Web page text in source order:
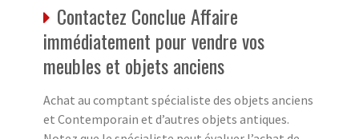
Contactez Conclue Affaire
immédiatement pour vendre vos
meubles et objets anciens
Achat au comptant spécialiste des objets anciens
et Contemporain et d’autres objets antiques.